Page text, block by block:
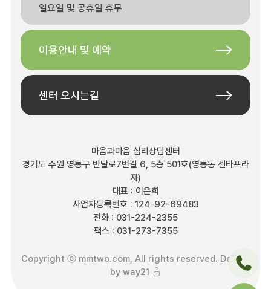
마음과마음 심리상담센터
경기도 수원 영통구 반달로7번길 6, 5층 501호(영통동 센타프라
자)
대표 : 이은희
사업자등록번호 : 124-92-69483
전화 : 031-224-2355
팩스 : 031-273-7355
Copyright ⓒ mmtwo.com, All rights reserved. Design
by way21
일요일 및 공휴일 휴무
이용안내 및 예약
센터 오시는길